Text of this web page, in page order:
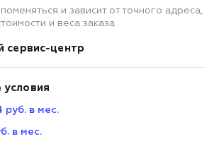
и зависит от точного адреса,
и веса заказа
сервис-центр
руб. в мес.
в мес.